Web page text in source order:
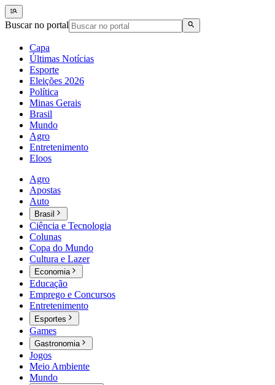
Buscar no portal
Capa
Últimas Notícias
Esporte
Eleições 2026
Política
Minas Gerais
Brasil
Mundo
Agro
Entretenimento
Eloos
Agro
Apostas
Auto
Brasil
Ciência e Tecnologia
Colunas
Copa do Mundo
Cultura e Lazer
Economia
Educação
Emprego e Concursos
Entretenimento
Esportes
Games
Gastronomia
Jogos
Meio Ambiente
Mundo